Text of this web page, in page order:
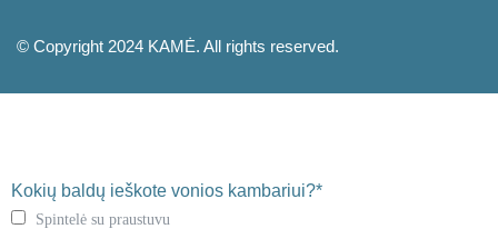
© Copyright 2024 KAMĖ. All rights reserved.
Kokių baldų ieškote vonios kambariui?*
Spintelė su praustuvu